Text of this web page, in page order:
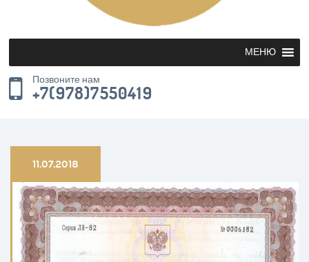
МЕНЮ
Позвоните нам
+7(978)7550419
11.07.2018